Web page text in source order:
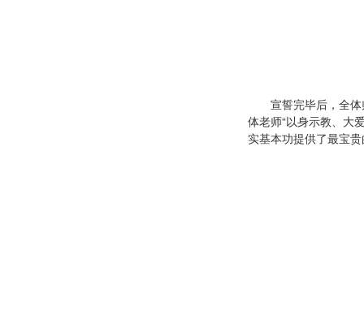
宣誓完毕后，全
体老师“以身示教、大
实基本功提供了最宝